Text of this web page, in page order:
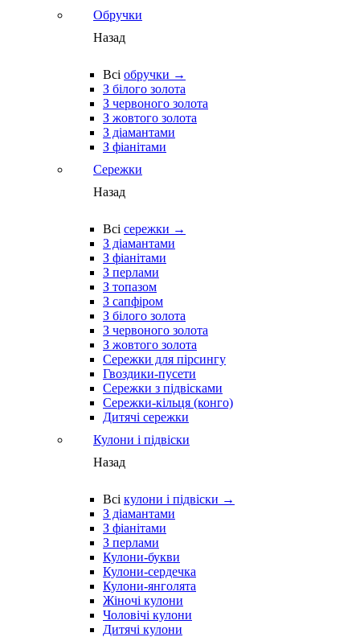
Обручки
Назад
Всі обручки →
З білого золота
З червоного золота
З жовтого золота
З діамантами
З фіанітами
Сережки
Назад
Всі сережки →
З діамантами
З фіанітами
З перлами
З топазом
З сапфіром
З білого золота
З червоного золота
З жовтого золота
Сережки для пірсингу
Гвоздики-пусети
Сережки з підвісками
Сережки-кільця (конго)
Дитячі сережки
Кулони і підвіски
Назад
Всі кулони і підвіски →
З діамантами
З фіанітами
З перлами
Кулони-букви
Кулони-сердечка
Кулони-янголята
Жіночі кулони
Чоловічі кулони
Дитячі кулони